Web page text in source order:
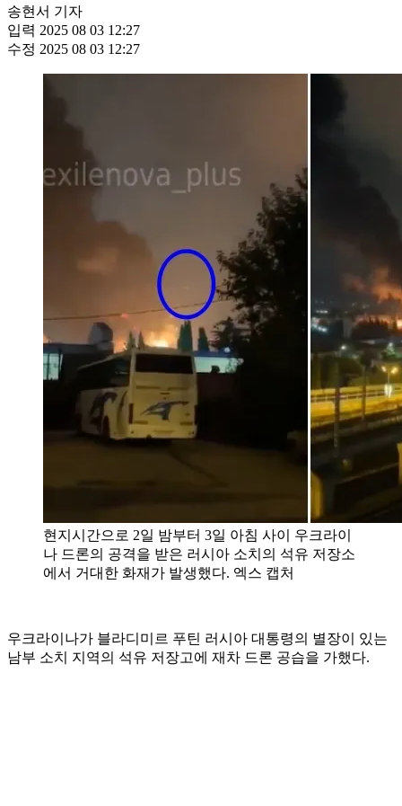
송현서 기자
입력 2025 08 03 12:27
수정 2025 08 03 12:27
현지시간으로 2일 밤부터 3일 아침 사이 우크라이
나 드론의 공격을 받은 러시아 소치의 석유 저장소
에서 거대한 화재가 발생했다. 엑스 캡처
우크라이나가 블라디미르 푸틴 러시아 대통령의 별장이 있는
남부 소치 지역의 석유 저장고에 재차 드론 공습을 가했다.